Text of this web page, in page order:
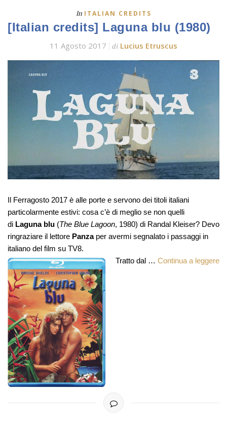
In ITALIAN CREDITS
[Italian credits] Laguna blu (1980)
11 Agosto 2017 di Lucius Etruscus
Il Ferragosto 2017 è alle porte e servono dei titoli italiani
particolarmente estivi: cosa c’è di meglio se non quelli
di Laguna blu (The Blue Lagoon, 1980) di Randal Kleiser? Devo
ringraziare il lettore Panzaper avermi segnalato i passaggi in
italiano del film su TV8.
Tratto dal … Continua a leggere